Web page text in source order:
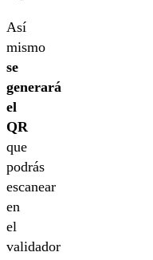
Así
mismo
se
generará
el
QR
que
podrás
escanear
en
el
validador